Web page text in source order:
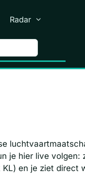
Radar
je hier live volgen:
en je ziet direct